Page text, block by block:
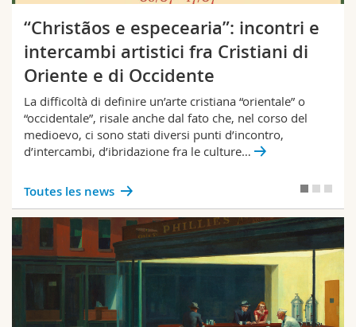
“Christãos e especearia”: incontri e
intercambi artistici fra Cristiani di
Oriente e di Occidente
La difficoltà di definire un’arte cristiana “orientale” o
“occidentale”, risale anche dal fato che, nel corso del
medioevo, ci sono stati diversi punti d’incontro,
d’intercambi, d’ibridazione fra le culture…
Toutes les news